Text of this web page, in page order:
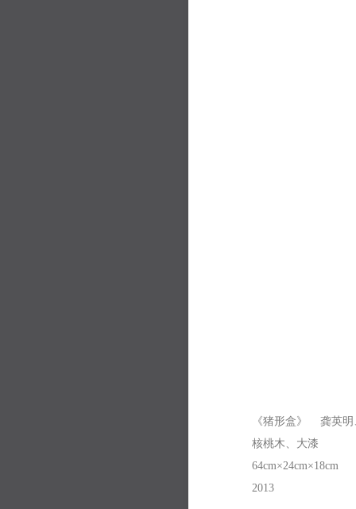
《猪形盒》 龚英明
核桃木、大漆
64cm×24cm×18cm
2013